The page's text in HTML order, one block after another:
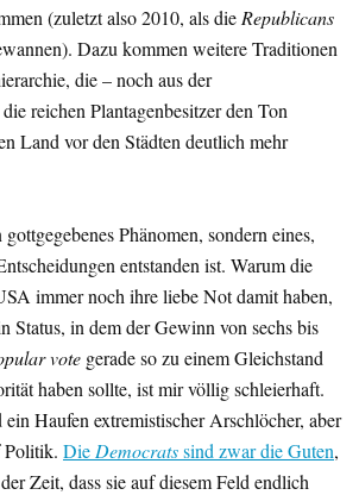
(zuletzt also 2010, als die Republicans
Dazu kommen weitere Traditionen
die – noch aus der
reichen Plantagenbesitzer den Ton
Land vor den Städten deutlich mehr
Phänomen, sondern eines,
entstanden ist. Warum die
immer noch ihre liebe Not damit haben,
Status, in dem der Gewinn von sechs bis
vote gerade so zu einem Gleichstand
haben sollte, ist mir völlig schleierhaft.
ein Haufen extremistischer Arschlöcher, aber
Politik. Die Democratssind zwar die Guten,
Zeit, dass sie auf diesem Feld endlich